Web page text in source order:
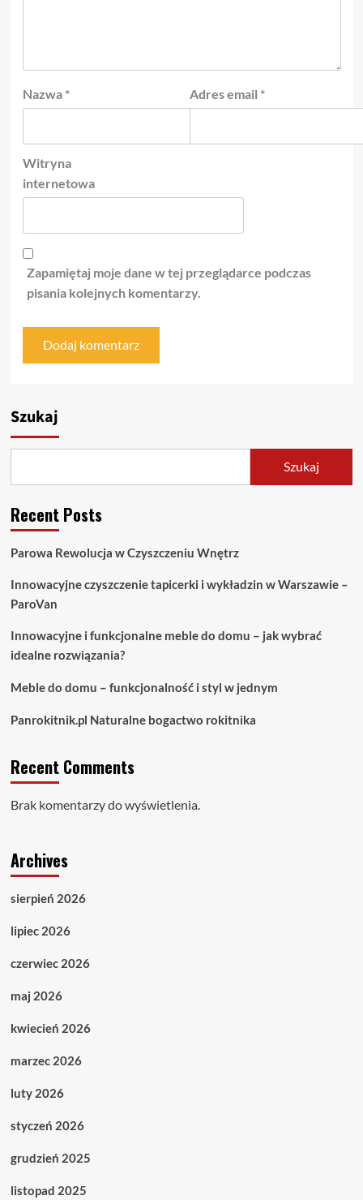
Nazwa * Adres email *
Witryna
internetowa
Zapamiętaj moje dane w tej przeglądarce podczas
pisania kolejnych komentarzy.
Szukaj
Szukaj
Recent Posts
Parowa Rewolucja w Czyszczeniu Wnętrz
Innowacyjne czyszczenie tapicerki i wykładzin w Warszawie –
ParoVan
Innowacyjne i funkcjonalne meble do domu – jak wybrać
idealne rozwiązania?
Meble do domu – funkcjonalność i styl w jednym
Panrokitnik.pl Naturalne bogactwo rokitnika
Recent Comments
Brak komentarzy do wyświetlenia.
Archives
sierpień 2026
lipiec 2026
czerwiec 2026
maj 2026
kwiecień 2026
marzec 2026
luty 2026
styczeń 2026
grudzień 2025
listopad 2025